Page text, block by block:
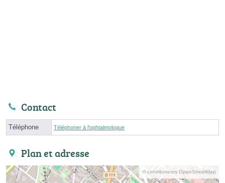
Contact
Téléphone Téléphoner à l'ophtalmologue
Plan et adresse
© contributeurs OpenStreetMap